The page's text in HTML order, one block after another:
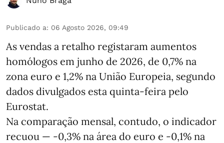
Publicado a: 06 Agosto 2026, 09:49
As vendas a retalho registaram aumentos
homólogos em junho de 2026, de 0,7% na
zona euro e 1,2% na União Europeia, segundo
dados divulgados esta quinta-feira pelo
Eurostat.
Na comparação mensal, contudo, o indicador
recuou — -0,3% na área do euro e -0,1% na